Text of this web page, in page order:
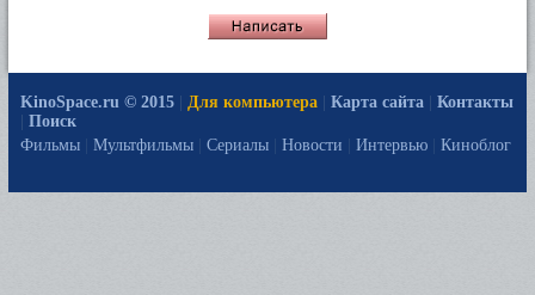
KinoSpace.ru © 2015 Для компьютера Карта сайта
Контакты
Поиск
Фильмы
Мультфильмы Сериалы Новости Интервью Киноблог